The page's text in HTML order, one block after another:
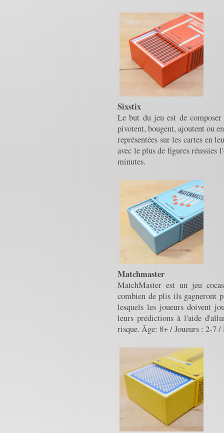
Sixstix
Le but du jeu est de
pivotent, bougent, ajoutent ou
représentées sur les cartes en
avec le plus de figures
minutes.
Matchmaster
MatchMaster est un jeu
combien de plis ils gagneront
lesquels les joueurs doivent
leurs prédictions à l'aide
risque. Âge: 8+ / Joueurs : 2-7